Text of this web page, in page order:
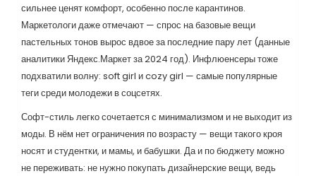
сильнее ценят комфорт, особенно после карантинов.
Маркетологи даже отмечают — спрос на базовые вещи
пастельных тонов вырос вдвое за последние пару лет (данные
аналитики Яндекс.Маркет за 2024 год). Инфлюенсеры тоже
подхватили волну: soft girl и cozy girl — самые популярные
теги среди молодежи в соцсетях.
Софт-стиль легко сочетается с минимализмом и не выходит из
моды. В нём нет ограничения по возрасту — вещи такого кроя
носят и студентки, и мамы, и бабушки. Да и по бюджету можно
не переживать: не нужно покупать дизайнерские вещи, ведь